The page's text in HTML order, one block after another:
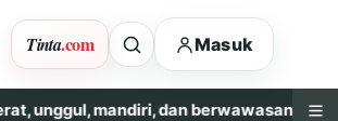
dan berwawasan lingkungan.
Tinta.com Masuk